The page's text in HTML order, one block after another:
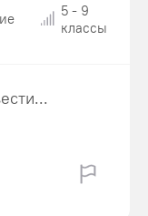
5 - 9
классы